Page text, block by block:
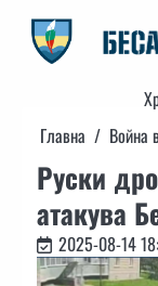
content
Главна
Война
Руски
атакува
2025-08-14